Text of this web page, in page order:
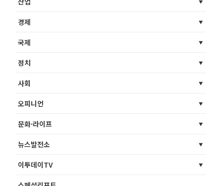
경제
국제
정치
사회
오피니언
문화·라이프
뉴스발전소
이투데이TV